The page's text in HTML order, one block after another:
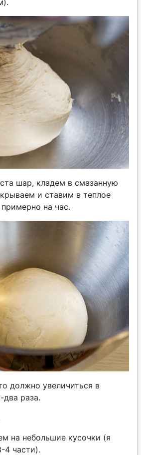
шар, кладем в смазанную
и ставим в теплое
на час.
должно увеличиться в
два раза.
на небольшие кусочки (я
4 части).